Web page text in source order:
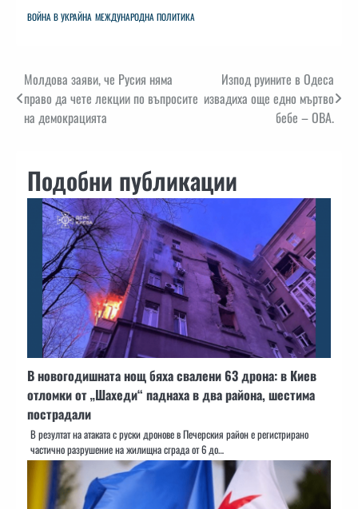
ВОЙНА В УКРАЙНА МЕЖДУНАРОДНА ПОЛИТИКА
Навигация
Молдова заяви, че Русия няма
право да чете лекции по въпросите
на демокрацията
Изпод руините в Одеса
извадиха още едно мъртво
бебе – ОВА.
Подобни публикации
В новогодишната нощ бяха свалени 63 дрона: в Киев
отломки от „Шахеди“ паднаха в два района, шестима
пострадали
В резултат на атаката с руски дронове в Печерския район е регистрирано
частично разрушение на жилищна сграда от 6 до…